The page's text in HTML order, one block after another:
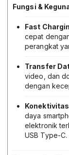
Kabel
Hitam
Meter
Fungsi &
Fast
cepat
perangkat
Transfer
video, dan
dengan
daya
elektronik
USB Type-C.